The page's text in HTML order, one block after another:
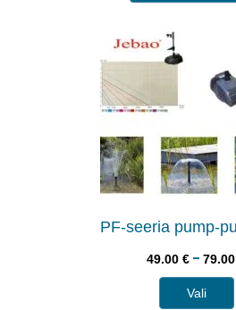
PF-seeria pump-
49.00€ –
Vali